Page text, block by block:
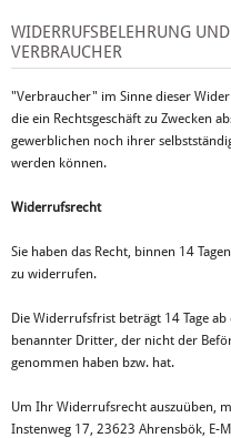
WIDERRUFSBELEHRUNG
VERBRAUCHER
"Verbraucher" im Sinne dieser
die ein Rechtsgeschäft zu Zwecken
gewerblichen noch ihrer
werden können.
Widerrufsrecht
Sie haben das Recht, binnen 14
zu widerrufen.
Die Widerrufsfrist beträgt 14 Tage
benannter Dritter, der nicht der
genommen haben bzw. hat.
Um Ihr Widerrufsrecht auszuüben,
Instenweg 17, 23623 Ahrensbök, E-